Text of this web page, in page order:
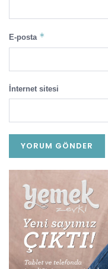
E-posta *
İnternet sitesi